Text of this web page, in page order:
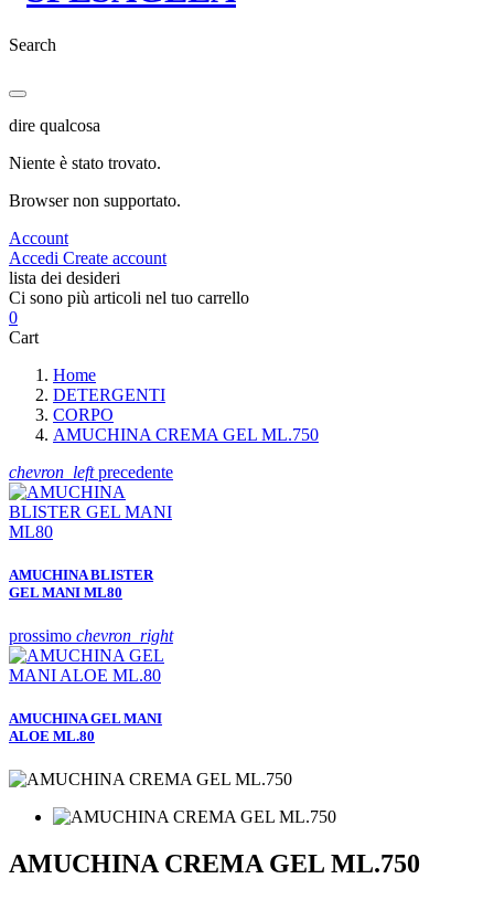
Search
dire qualcosa
Niente è stato trovato.
Browser non supportato.
Account
Accedi Create account
lista dei desideri
Ci sono più articoli nel tuo carrello
0
Cart
Home
DETERGENTI
CORPO
AMUCHINA CREMA GEL ML.750
chevron_leftprecedente
AMUCHINA BLISTER
GEL MANI ML80
prossimo chevron_right
AMUCHINA GEL MANI
ALOE ML.80
AMUCHINA CREMA GEL ML.750